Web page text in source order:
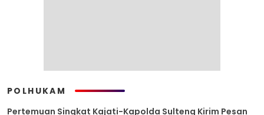
POLHUKAM
Pertemuan Singkat Kajati-Kapolda Sulteng Kirim Pesan